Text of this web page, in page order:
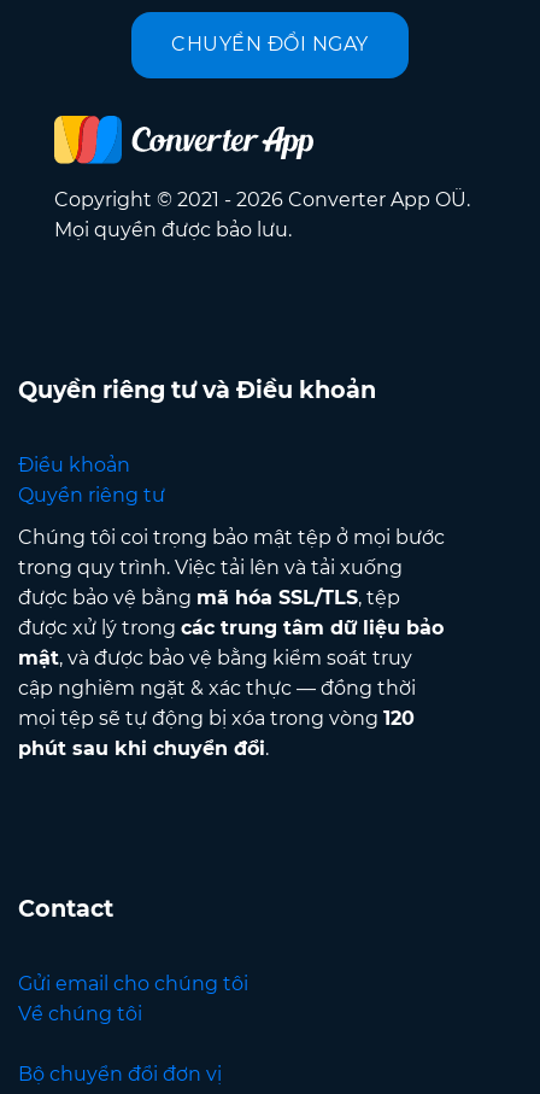
CHUYỂN ĐỔI NGAY
Copyright © 2021 - 2026 Converter App OÜ.
Mọi quyền được bảo lưu.
Quyền riêng tư và Điều khoản
Điều khoản
Quyền riêng tư
Chúng tôi coi trọng bảo mật tệp ở mọi bước
trong quy trình. Việc tải lên và tải xuống
được bảo vệ bằng mã hóa SSL/TLS, tệp
được xử lý trong các trung tâm dữ liệu bảo
mật, và được bảo vệ bằng kiểm soát truy
cập nghiêm ngặt & xác thực — đồng thời
mọi tệp sẽ tự động bị xóa trong vòng 120
phút sau khi chuyển đổi.
Contact
Gửi email cho chúng tôi
Về chúng tôi
Bộ chuyển đổi đơn vị